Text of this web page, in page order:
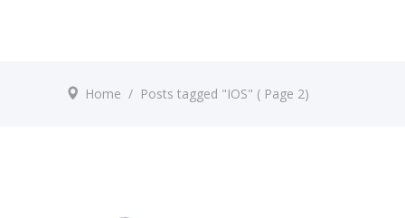
Home / Posts tagged "IOS" ( Page 2)